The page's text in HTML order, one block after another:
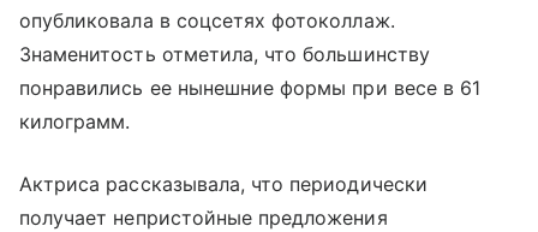
опубликовала в соцсетях фотоколлаж.
Знаменитость отметила, что большинству
понравились ее нынешние формы при весе в 61
килограмм.
Актриса рассказывала, что периодически
получает непристойные предложения